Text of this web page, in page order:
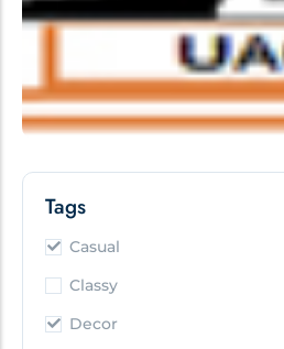
Tags
Casual
Classy
Decor